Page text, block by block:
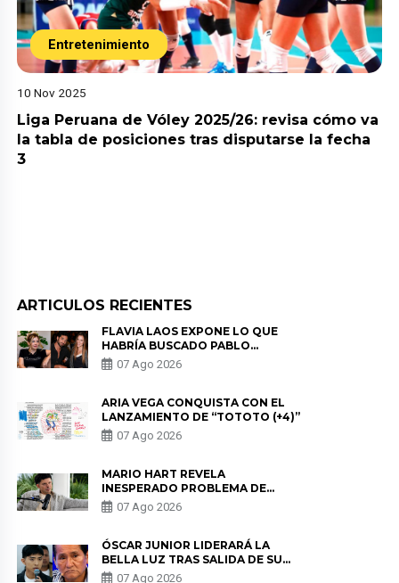
Entretenimiento
10 Nov 2025
Liga Peruana de Vóley 2025/26: revisa cómo va
la tabla de posiciones tras disputarse la fecha
3
ARTICULOS RECIENTES
FLAVIA LAOS EXPONE LO QUE
HABRÍA BUSCADO PABLO
HEREDIA CON ALE FULLER: “UNA
DE LAS PARTES QUERÍA EL
07 Ago 2026
ARIA VEGA CONQUISTA CON EL
LANZAMIENTO DE “TOTOTO (+4)”
07 Ago 2026
MARIO HART REVELA
INESPERADO PROBLEMA DE
SALUD ANTES DE SEPARARSE DE
KORINA: “ME ENCONTRARON UN
07 Ago 2026
ÓSCAR JUNIOR LIDERARÁ LA
BELLA LUZ TRAS SALIDA DE SU
PADRE POR POLÉMICA CON
07 Ago 2026